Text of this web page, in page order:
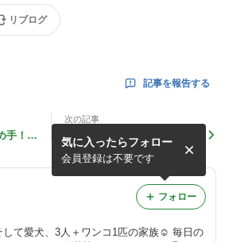
リブログ
記事を報告する
手！さ
次の記事
薬味野菜大好き！リピートし
まくっている、さわやか酸味
の照り焼きレシピ！〜夏野菜
の肉巻き4選〜
して愛犬、3人＋ワンコ1匹の家族☺︎ 毎日の
気に入ったらフォロー
会員登録は不要です
フォロー